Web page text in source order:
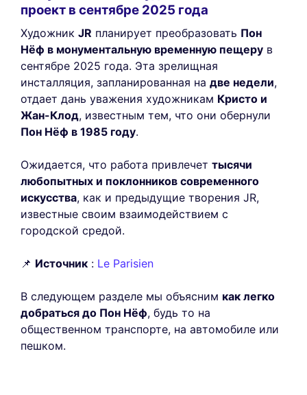
проект в сентябре 2025 года
Художник JR планирует преобразовать Пон
Нёф в монументальную временную пещеру в
сентябре 2025 года. Эта зрелищная
инсталляция, запланированная на две недели,
отдает дань уважения художникам Кристо и
Жан-Клод, известным тем, что они обернули
Пон Нёф в 1985 году.
Ожидается, что работа привлечет тысячи
любопытных и поклонников современного
искусства, как и предыдущие творения JR,
известные своим взаимодействием с
городской средой.
📌 Источник : Le Parisien
В следующем разделе мы объясним как легко
добраться до Пон Нёф, будь то на
общественном транспорте, на автомобиле или
пешком.